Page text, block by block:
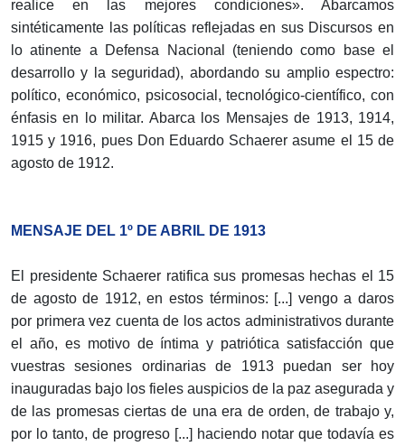
realice en las mejores condiciones». Abarcamos
sintéticamente las políticas reflejadas en sus Discursos en
lo atinente a Defensa Nacional (teniendo como base el
desarrollo y la seguridad), abordando su amplio espectro:
político, económico, psicosocial, tecnológico-científico, con
énfasis en lo militar. Abarca los Mensajes de 1913, 1914,
1915 y 1916, pues Don Eduardo Schaerer asume el 15 de
agosto de 1912.
MENSAJE DEL 1º DE ABRIL DE 1913
El presidente Schaerer ratifica sus promesas hechas el 15
de agosto de 1912, en estos términos: [...] vengo a daros
por primera vez cuenta de los actos administrativos durante
el año, es motivo de íntima y patriótica satisfacción que
vuestras sesiones ordinarias de 1913 puedan ser hoy
inauguradas bajo los fieles auspicios de la paz asegurada y
de las promesas ciertas de una era de orden, de trabajo y,
por lo tanto, de progreso [...] haciendo notar que todavía es